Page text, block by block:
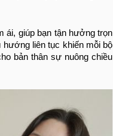
ái, giúp bạn tận hưởng trọn
liên tục khiến mỗi bộ
bản thân sự nuông chiều